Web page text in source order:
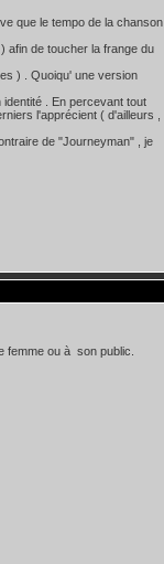
que le tempo de la chanson
afin de toucher la frange du
) . Quoiqu' une version
. En percevant tout
l'apprécient ( d'ailleurs ,
de "Journeyman" , je
ou à son public.